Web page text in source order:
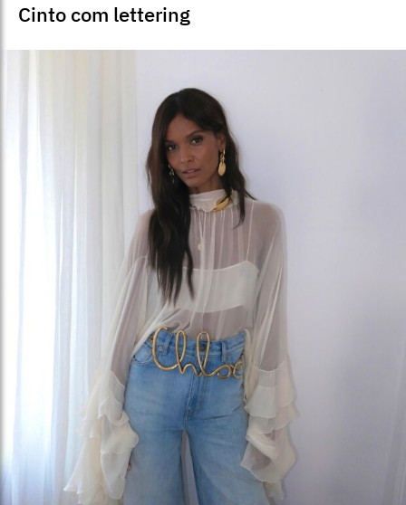
Cinto com lettering